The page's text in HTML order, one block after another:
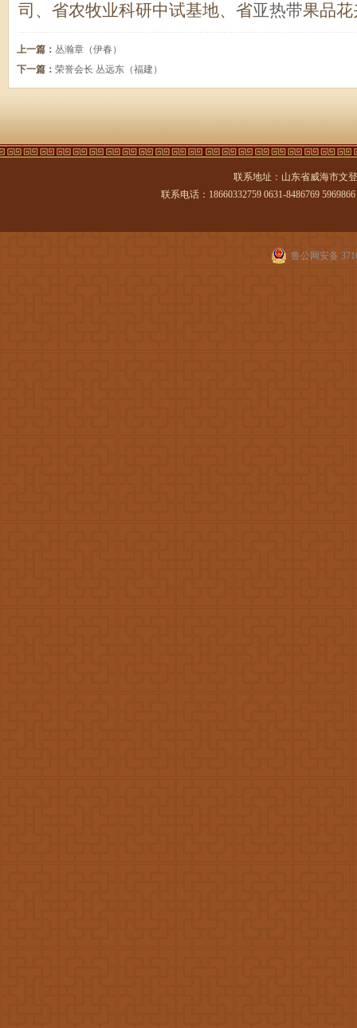
司、省农牧业科研中试基地、省亚热带果品
上一篇： 丛瀚章（伊春）
下一篇： 荣誉会长 丛远东（福建）
联系地址：山东省威海市文
联系电话：18660332759 0631-8486769
鲁公网安备